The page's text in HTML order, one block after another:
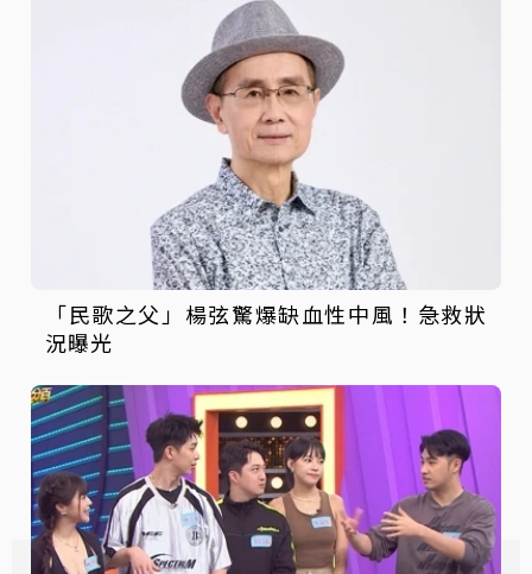
「民歌之父」楊弦驚爆缺血性中風！急救狀
況曝光